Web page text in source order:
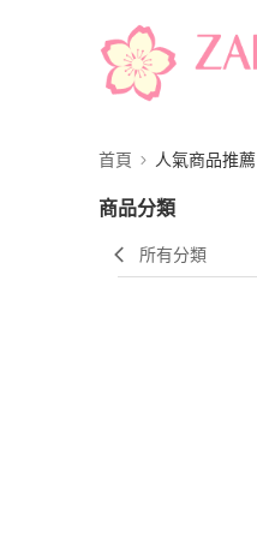
首頁 人氣商品推薦
商品分類
所有分類